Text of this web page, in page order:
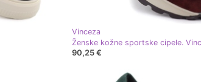
Vinceza
90,25 €